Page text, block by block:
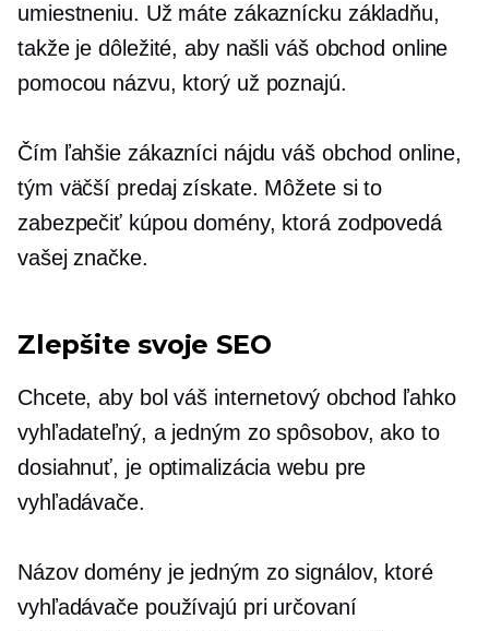
umiestneniu. Už máte zákaznícku základňu,
takže je dôležité, aby našli váš obchod online
pomocou názvu, ktorý už poznajú.
Čím ľahšie zákazníci nájdu váš obchod online,
tým väčší predaj získate. Môžete si to
zabezpečiť kúpou domény, ktorá zodpovedá
vašej značke.
Zlepšite svoje SEO
Chcete, aby bol váš internetový obchod ľahko
vyhľadateľný, a jedným zo spôsobov, ako to
dosiahnuť, je optimalizácia webu pre
vyhľadávače.
Názov domény je jedným zo signálov, ktoré
vyhľadávače používajú pri určovaní